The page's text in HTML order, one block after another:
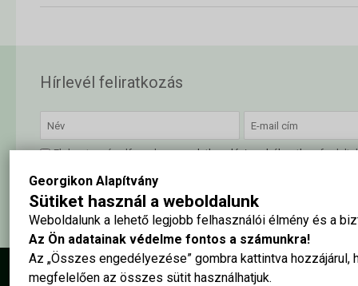
Georgikon Alapítvány
Sütiket használ a weboldalunk
Weboldalunk a lehető legjobb felhasználói élmény és a
Az Ön adatainak védelme fontos a számunkra!
Az „Összes engedélyezése” gombra kattintva hozzájárul,
megfelelően az összes sütit használhatjuk.
Hírlevél feliratkozás
Elolvastam és elfogadom azadatkezelési szabályzatban
© 2025 - Georgikon Alapítvány |site by